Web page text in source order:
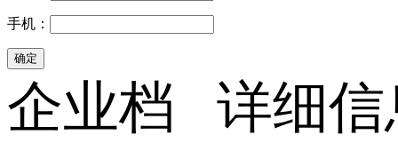
手机：
详细
企业档